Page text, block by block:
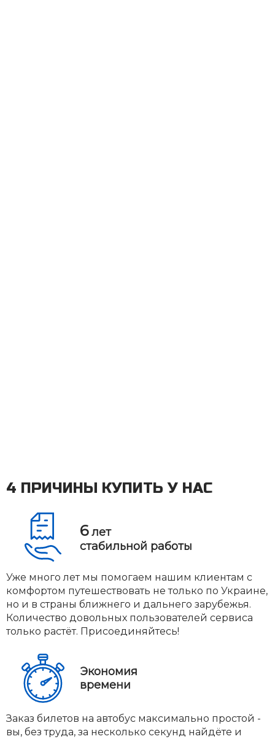
4 ПРИЧИНЫ КУПИТЬ У НАС
6лет
стабильной работы
Уже много лет мы помогаем нашим клиентам с
комфортом путешествовать не только по Украине,
но и в страны ближнего и дальнего зарубежья.
Количество довольных пользователей сервиса
только растёт. Присоединяйтесь!
Экономия
времени
Заказ билетов на автобус максимально простой -
вы, без труда, за несколько секунд найдёте и